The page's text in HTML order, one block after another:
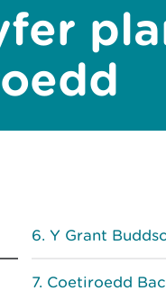
Y Grant
Coetiroedd